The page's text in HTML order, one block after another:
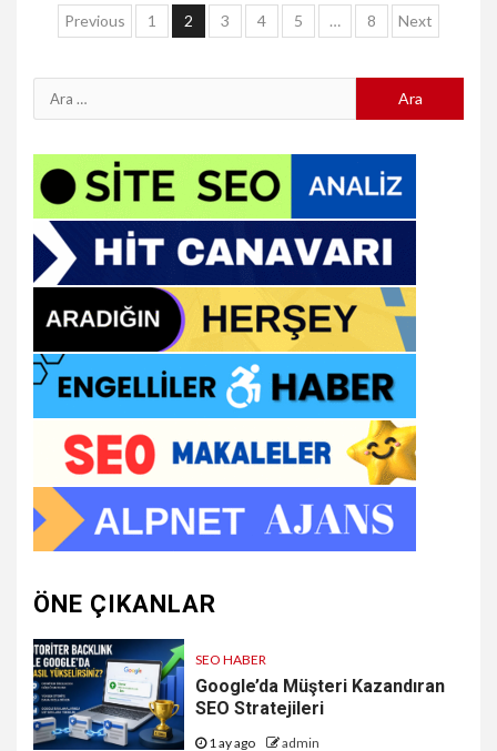
Yazı
Previous 1 2 3 4 5 … 8 Next
Arama:
ÖNE ÇIKANLAR
SEO HABER
Google’da Müşteri Kazandıran
SEO Stratejileri
1 ay ago admin